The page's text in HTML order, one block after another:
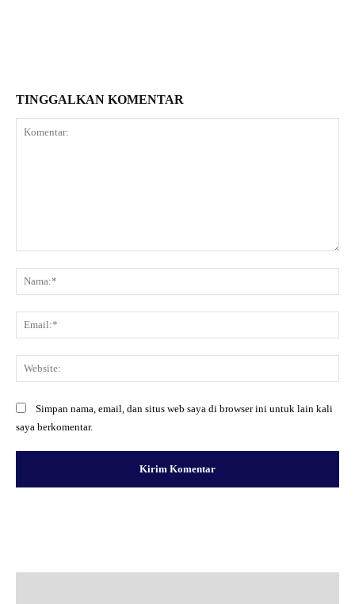
TINGGALKAN KOMENTAR
Simpan nama, email, dan situs web saya di browser ini untuk lain kali
saya berkomentar.